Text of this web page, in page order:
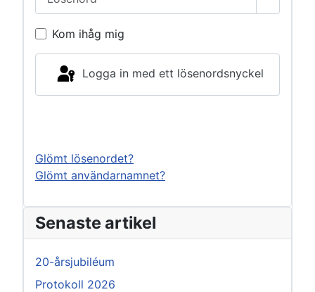
Kom ihåg mig
Logga in med ett lösenordsnyckel
Glömt lösenordet?
Glömt användarnamnet?
Senaste artikel
20-årsjubiléum
Protokoll 2026